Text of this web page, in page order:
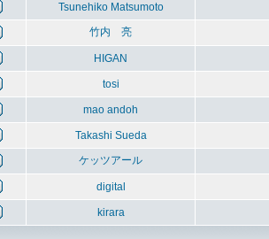
Tsunehiko Matsumoto
竹内 亮
HIGAN
tosi
mao andoh
Takashi Sueda
ケッツアール
digital
kirara